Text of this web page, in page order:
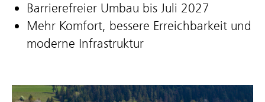
Barrierefreier Umbau bis Juli 2027
Mehr Komfort, bessere Erreichbarkeit und
moderne Infrastruktur